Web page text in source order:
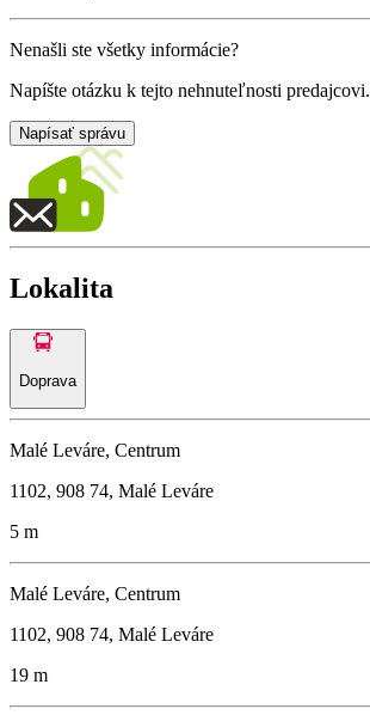
Nenašli ste všetky informácie?
Napíšte otázku k tejto nehnuteľnosti predajcovi.
Napísať správu
Lokalita
Doprava
Malé Leváre, Centrum
1102, 908 74, Malé Leváre
5 m
Malé Leváre, Centrum
1102, 908 74, Malé Leváre
19 m